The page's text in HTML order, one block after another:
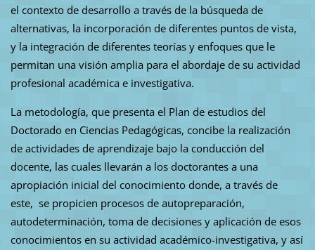
el contexto de desarrollo a través de la búsqueda de
alternativas, la incorporación de diferentes puntos de vista,
y la integración de diferentes teorías y enfoques que le
permitan una visión amplia para el abordaje de su actividad
profesional académica e investigativa.
La metodología, que presenta el Plan de estudios del
Doctorado en Ciencias Pedagógicas, concibe la realización
de actividades de aprendizaje bajo la conducción del
docente, las cuales llevarán a los doctorantes a una
apropiación inicial del conocimiento donde, a través de
este, se propicien procesos de autopreparación,
autodeterminación, toma de decisiones y aplicación de esos
conocimientos en su actividad académico-investigativa, y así